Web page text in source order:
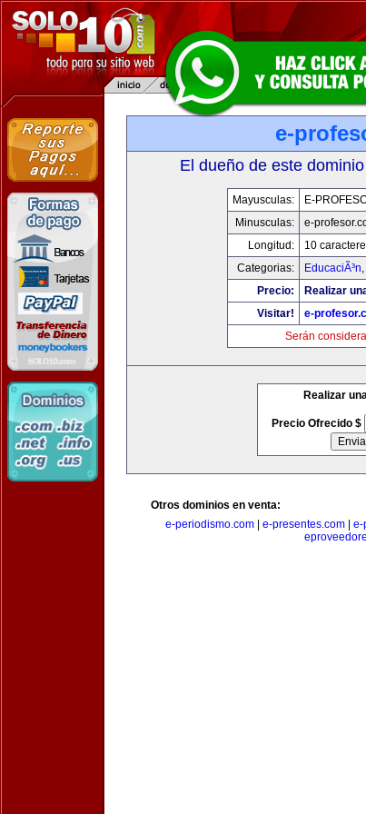
e-
El dueño de este
Mayusculas:
E-
Minusculas:
e-
Longitud:
10
Categorias:
EducaciÃ³n,
Precio:
Realizar
Visitar!
e-
Serán
Realizar
Precio Ofrecido $
Otros dominios en venta:
e-periodismo.com
e-presentes.com e-